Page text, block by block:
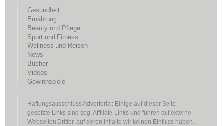
Gesundheit
Ernährung
Beauty und Pflege
Sport und Fitness
Wellness und Reisen
News
Bücher
Videos
Gewinnspiele
Haftungsausschluss Advertorial: Einige auf dieser Seite
gesetzte Links sind sog. Affiliate-Links und führen auf externe
Webseiten Dritter, auf deren Inhalte wir keinen Einfluss haben.